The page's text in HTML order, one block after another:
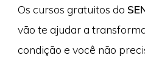
Os cursos gratuitos do
vão te ajudar a
condição e você não